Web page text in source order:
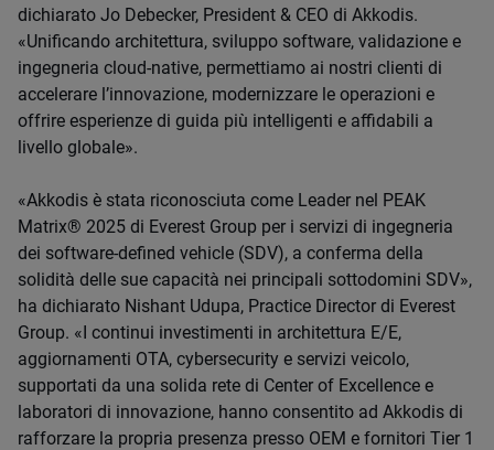
dichiarato Jo Debecker, President & CEO di Akkodis.
«Unificando architettura, sviluppo software, validazione e
ingegneria cloud-native, permettiamo ai nostri clienti di
accelerare l’innovazione, modernizzare le operazioni e
offrire esperienze di guida più intelligenti e affidabili a
livello globale».
«Akkodis è stata riconosciuta come Leader nel PEAK
Matrix® 2025 di Everest Group per i servizi di ingegneria
dei software-defined vehicle (SDV), a conferma della
solidità delle sue capacità nei principali sottodomini SDV»,
ha dichiarato Nishant Udupa, Practice Director di Everest
Group. «I continui investimenti in architettura E/E,
aggiornamenti OTA, cybersecurity e servizi veicolo,
supportati da una solida rete di Center of Excellence e
laboratori di innovazione, hanno consentito ad Akkodis di
rafforzare la propria presenza presso OEM e fornitori Tier 1